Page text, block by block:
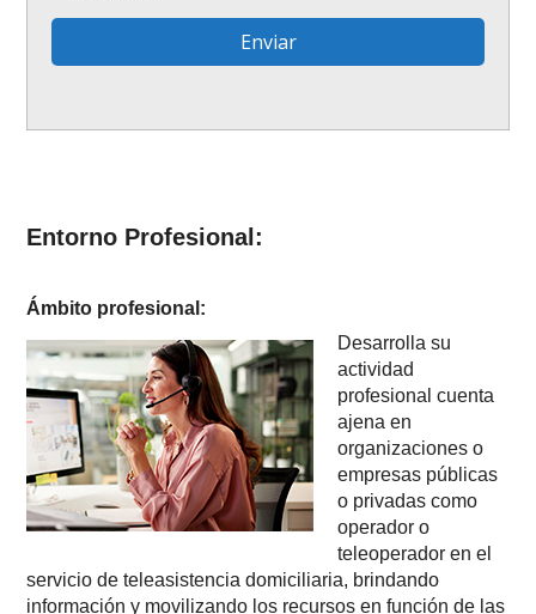
Entorno Profesional:
Ámbito profesional:
Desarrolla su
actividad
profesional cuenta
ajena en
organizaciones o
empresas públicas
o privadas como
operador o
teleoperador en el
servicio de teleasistencia domiciliaria, brindando
información y movilizando los recursos en función de las